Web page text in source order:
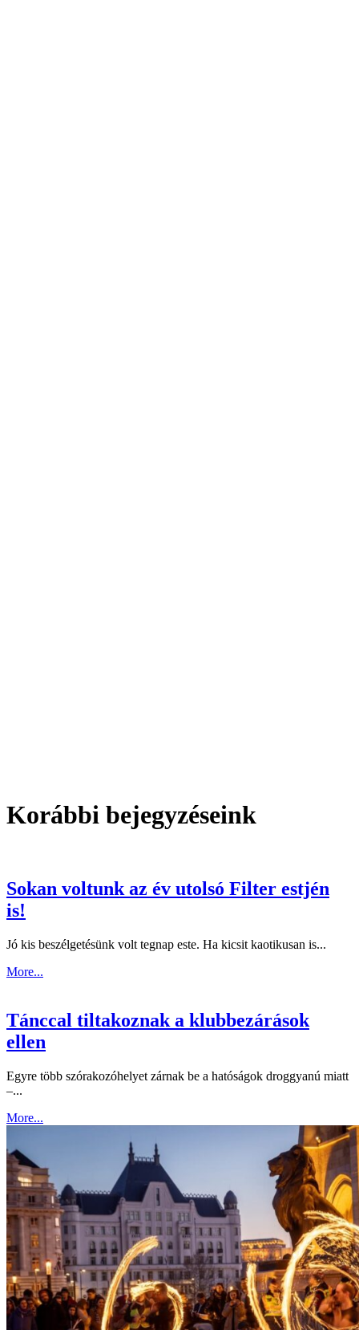
Korábbi bejegyzéseink
Sokan voltunk az év utolsó Filter estjén
is!
Jó kis beszélgetésünk volt tegnap este. Ha kicsit kaotikusan is...
More...
Tánccal tiltakoznak a klubbezárások
ellen
Egyre több szórakozóhelyet zárnak be a hatóságok droggyanú miatt
–...
More...